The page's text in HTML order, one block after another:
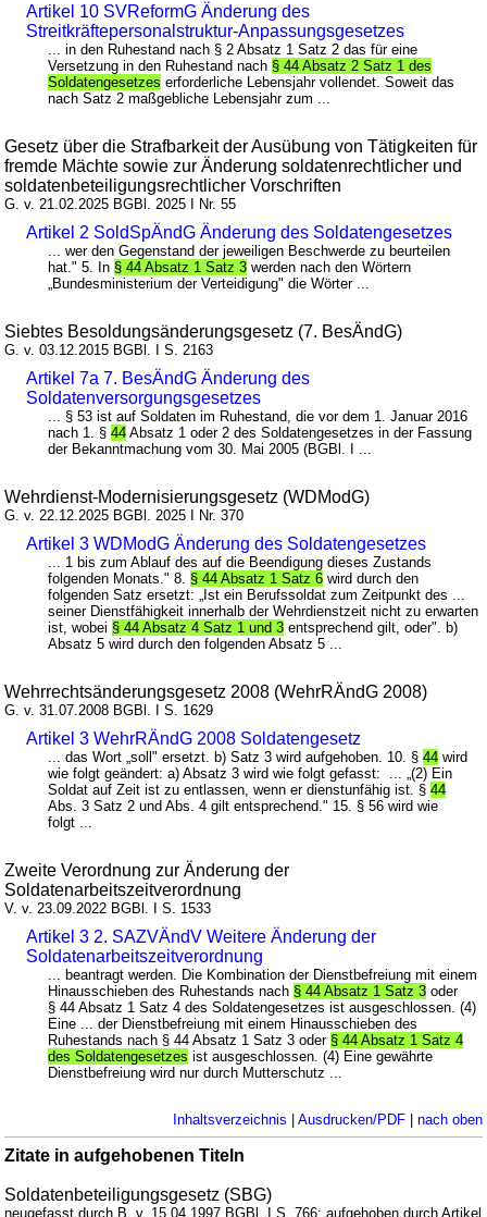
Artikel 10 SVReformG Änderung des
Streitkräftepersonalstruktur-Anpassungsgesetzes
... in den Ruhestand nach § 2 Absatz 1 Satz 2 das für eine
Versetzung in den Ruhestand nach § 44 Absatz 2 Satz 1 des
Soldatengesetzes erforderliche Lebensjahr vollendet. Soweit das
nach Satz 2 maßgebliche Lebensjahr zum ...
Gesetz über die Strafbarkeit der Ausübung von Tätigkeiten für
fremde Mächte sowie zur Änderung soldatenrechtlicher und
soldatenbeteiligungsrechtlicher Vorschriften
G. v. 21.02.2025 BGBl. 2025 I Nr. 55
Artikel 2 SoldSpÄndG Änderung des Soldatengesetzes
... wer den Gegenstand der jeweiligen Beschwerde zu beurteilen
hat." 5. In § 44 Absatz 1 Satz 3 werden nach den Wörtern
„Bundesministerium der Verteidigung" die Wörter ...
Siebtes Besoldungsänderungsgesetz (7. BesÄndG)
G. v. 03.12.2015 BGBl. I S. 2163
Artikel 7a 7. BesÄndG Änderung des
Soldatenversorgungsgesetzes
... § 53 ist auf Soldaten im Ruhestand, die vor dem 1. Januar 2016
nach 1. §44 Absatz 1 oder 2 des Soldatengesetzes in der Fassung
der Bekanntmachung vom 30. Mai 2005 (BGBl. I ...
Wehrdienst-Modernisierungsgesetz (WDModG)
G. v. 22.12.2025 BGBl. 2025 I Nr. 370
Artikel 3 WDModG Änderung des Soldatengesetzes
... 1 bis zum Ablauf des auf die Beendigung dieses Zustands
folgenden Monats." 8. § 44 Absatz 1 Satz 6 wird durch den
folgenden Satz ersetzt: „Ist ein Berufssoldat zum Zeitpunkt des ...
seiner Dienstfähigkeit innerhalb der Wehrdienstzeit nicht zu erwarten
ist, wobei § 44 Absatz 4 Satz 1 und 3 entsprechend gilt, oder". b)
Absatz 5 wird durch den folgenden Absatz 5 ...
Wehrrechtsänderungsgesetz 2008 (WehrRÄndG 2008)
G. v. 31.07.2008 BGBl. I S. 1629
Artikel 3 WehrRÄndG 2008 Soldatengesetz
... das Wort „soll" ersetzt. b) Satz 3 wird aufgehoben. 10. §44 wird
wie folgt geändert: a) Absatz 3 wird wie folgt gefasst: ... „(2) Ein
Soldat auf Zeit ist zu entlassen, wenn er dienstunfähig ist. §44
Abs. 3 Satz 2 und Abs. 4 gilt entsprechend." 15. § 56 wird wie
folgt ...
Zweite Verordnung zur Änderung der
Soldatenarbeitszeitverordnung
V. v. 23.09.2022 BGBl. I S. 1533
Artikel 3 2. SAZVÄndV Weitere Änderung der
Soldatenarbeitszeitverordnung
... beantragt werden. Die Kombination der Dienstbefreiung mit einem
Hinausschieben des Ruhestands nach § 44 Absatz 1 Satz 3 oder
§ 44 Absatz 1 Satz 4 des Soldatengesetzes ist ausgeschlossen. (4)
Eine ... der Dienstbefreiung mit einem Hinausschieben des
Ruhestands nach § 44 Absatz 1 Satz 3 oder § 44 Absatz 1 Satz 4
des Soldatengesetzes ist ausgeschlossen. (4) Eine gewährte
Dienstbefreiung wird nur durch Mutterschutz ...
Inhaltsverzeichnis | Ausdrucken/PDF| nach oben
Zitate in aufgehobenen Titeln
Soldatenbeteiligungsgesetz (SBG)
neugefasst durch B. v. 15.04.1997 BGBl. I S. 766; aufgehoben durch Artikel